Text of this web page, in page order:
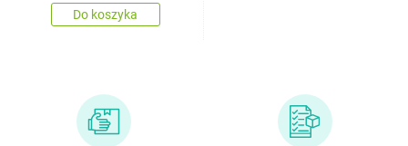
Do koszyka